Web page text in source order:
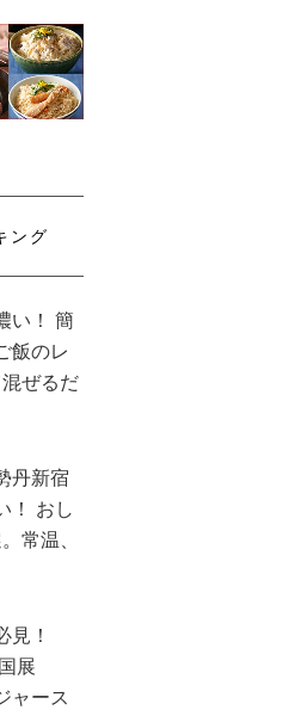
ング
い！ 簡
飯のレ
ぜるだ
丹新宿
！ おし
常温、
見！
展
ャース